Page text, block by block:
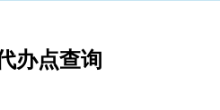
办点查询